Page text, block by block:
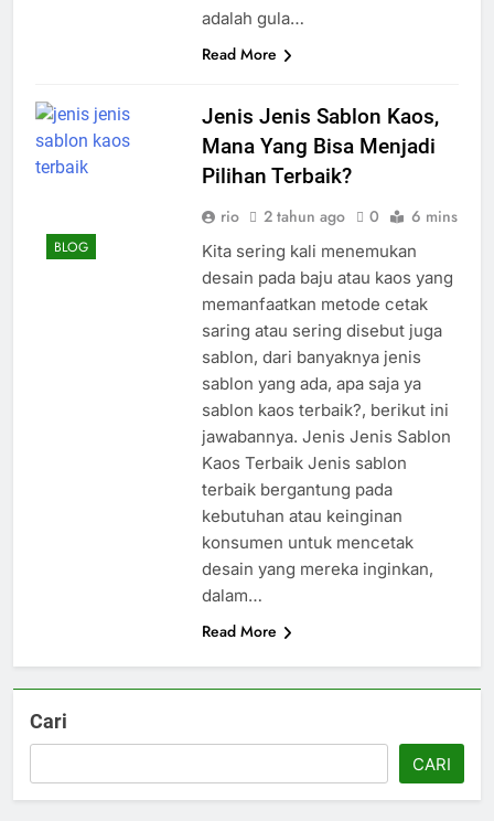
adalah gula…
Read More
BLOG
Jenis Jenis Sablon Kaos,
Mana Yang Bisa Menjadi
Pilihan Terbaik?
rio 2 tahun ago 0 6 mins
Kita sering kali menemukan
desain pada baju atau kaos yang
memanfaatkan metode cetak
saring atau sering disebut juga
sablon, dari banyaknya jenis
sablon yang ada, apa saja ya
sablon kaos terbaik?, berikut ini
jawabannya. Jenis Jenis Sablon
Kaos Terbaik Jenis sablon
terbaik bergantung pada
kebutuhan atau keinginan
konsumen untuk mencetak
desain yang mereka inginkan,
dalam…
Read More
Cari
CARI